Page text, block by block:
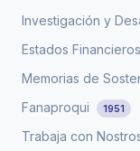
Investigación y
Estados Financieros
Memorias de
Fanaproqui
1951
Trabaja con